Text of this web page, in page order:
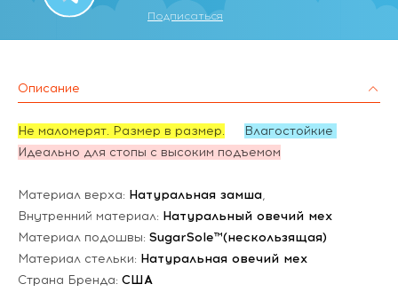
Подписаться
Описание
Не маломерят. Размер в размер.
Влагостойкие
Идеально для стопы с высоким подъемом
Материал верха: Натуральная замша,
Внутренний материал: Натуральный овечий мех
Материал подошвы: SugarSole™(нескользящая)
Материал стельки: Натуральная овечий мех
Страна Бренда: США